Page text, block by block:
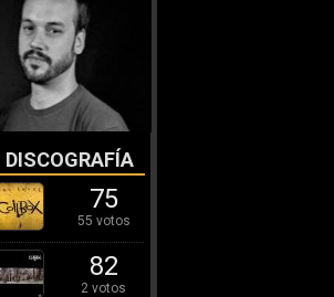
DISCOGRAFÍA
75
55 votos
82
2 votos